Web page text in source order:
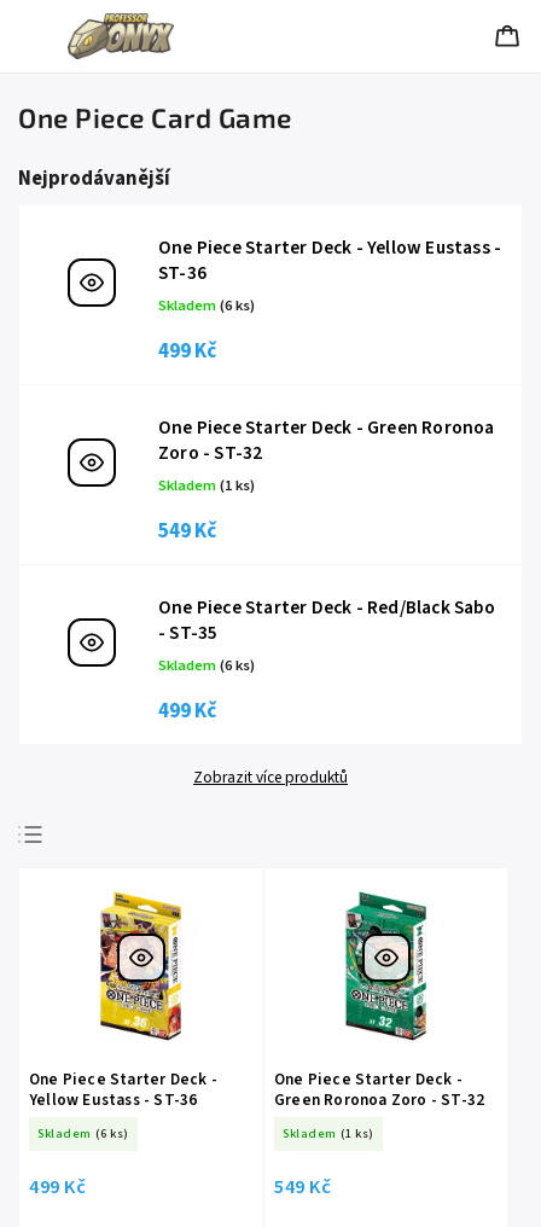
One Piece Card Game
Nejprodávanější
One Piece Starter Deck - Yellow Eustass -
ST-36
Skladem(6 ks)
499 Kč
One Piece Starter Deck - Green Roronoa
Zoro - ST-32
Skladem(1 ks)
549 Kč
One Piece Starter Deck - Red/Black Sabo
- ST-35
Skladem(6 ks)
499 Kč
Zobrazit více produktů
Nejdražší
Nejprodávanější
Abecedně
One Piece Starter Deck -
Yellow Eustass - ST-36
Skladem (6 ks)
499 Kč
One Piece Starter Deck -
Green Roronoa Zoro - ST-32
Skladem (1 ks)
549 Kč